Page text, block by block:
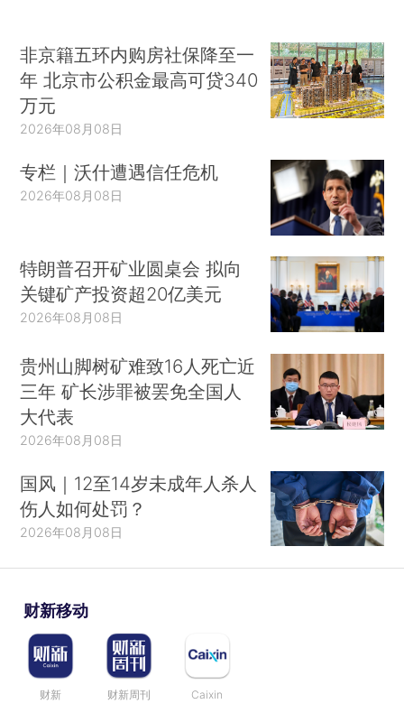
非京籍五环内购房社保降至一
年 北京市公积金最高可贷340
万元
2026年08月08日
专栏｜沃什遭遇信任危机
2026年08月08日
特朗普召开矿业圆桌会 拟向
关键矿产投资超20亿美元
2026年08月08日
贵州山脚树矿难致16人死亡近
三年 矿长涉罪被罢免全国人
大代表
2026年08月08日
国风｜12至14岁未成年人杀人
伤人如何处罚？
2026年08月08日
财新移动
财新 财新周刊 Caixin